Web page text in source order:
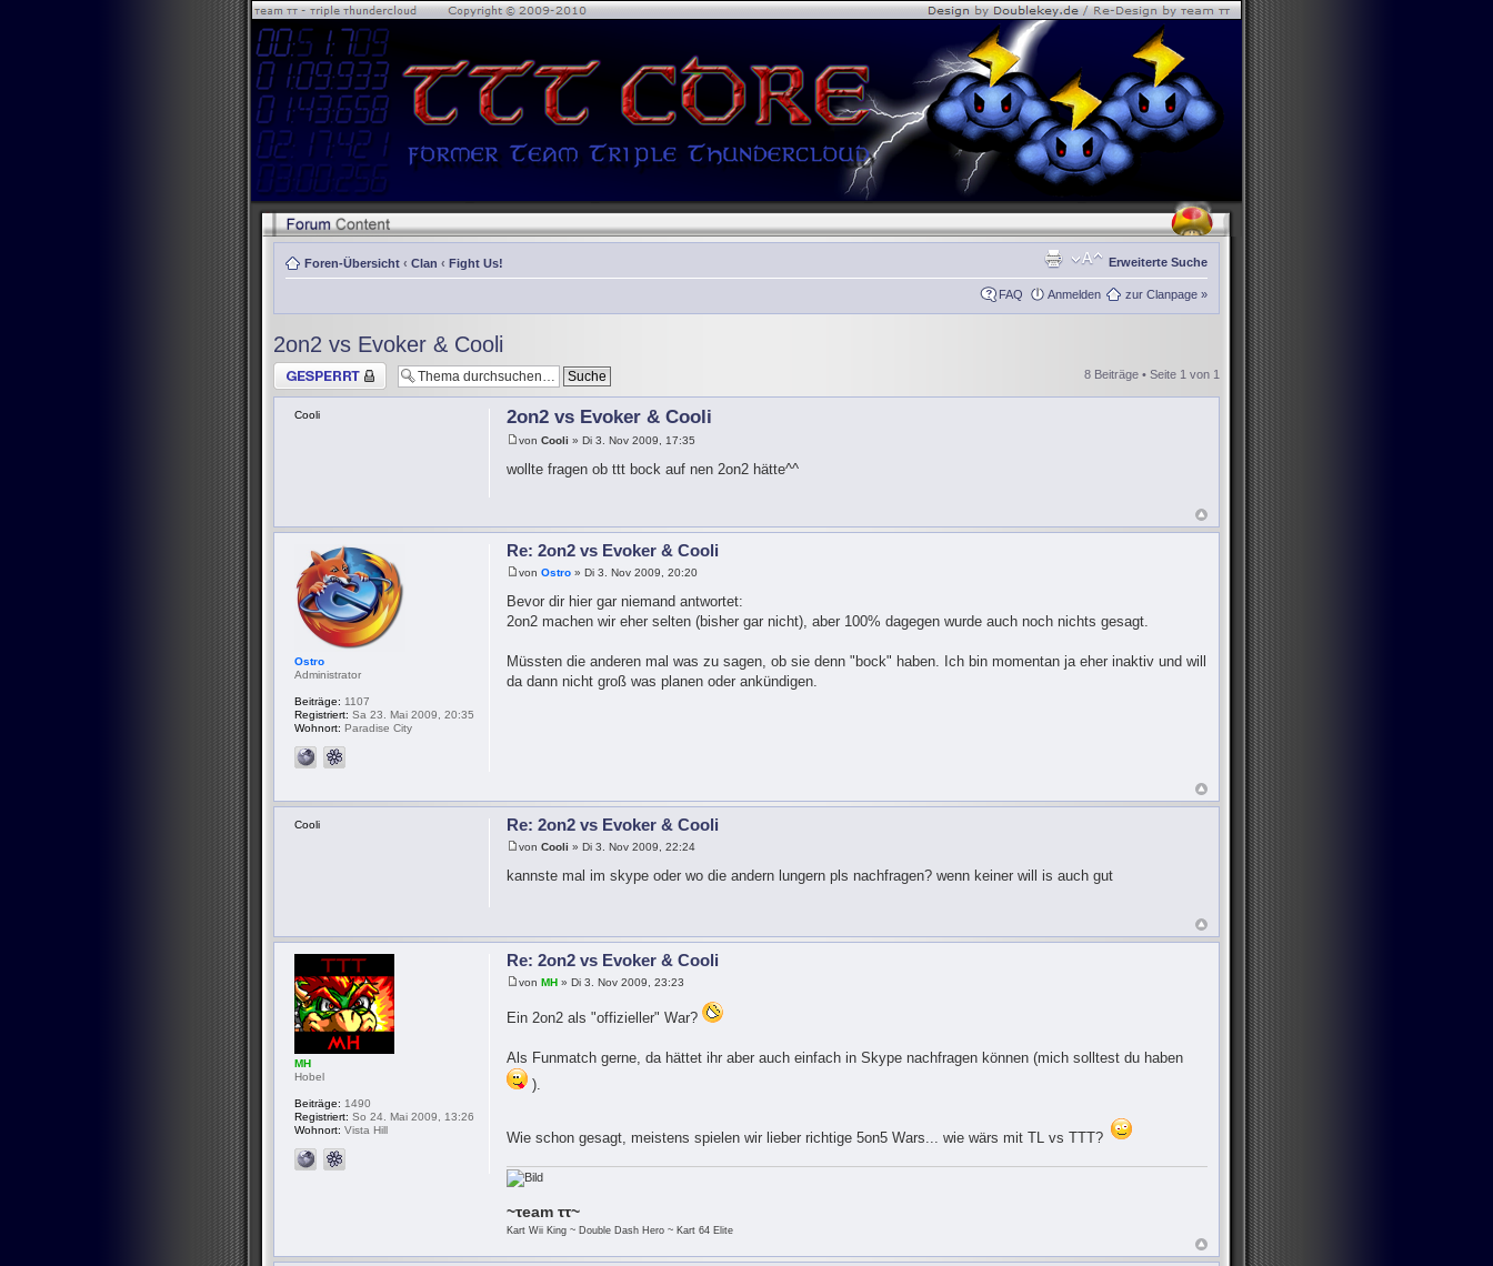
Foren-Übersicht ‹ Clan ‹ Fight Us! Erweiterte Suche
FAQ Anmelden zur Clanpage »
2on2 vs Evoker & Cooli
Thema gesperrt 8 Beiträge • Seite 1 von 1
2on2 vs Evoker & Cooli
vonCooli » Di 3. Nov 2009, 17:35
wollte fragen ob ttt bock auf nen 2on2 hätte^^
Cooli
Re: 2on2 vs Evoker & Cooli
vonOstro » Di 3. Nov 2009, 20:20
Bevor dir hier gar niemand antwortet:
2on2 machen wir eher selten (bisher gar nicht), aber 100% dagegen wurde auch noch nichts gesagt.
Müssten die anderen mal was zu sagen, ob sie denn "bock" haben. Ich bin momentan ja eher inaktiv und will
da dann nicht groß was planen oder ankündigen.
Ostro
Administrator
Beiträge: 1107
Registriert: Sa 23. Mai 2009, 20:35
Wohnort: Paradise City
Re: 2on2 vs Evoker & Cooli
vonCooli » Di 3. Nov 2009, 22:24
kannste mal im skype oder wo die andern lungern pls nachfragen? wenn keiner will is auch gut
Cooli
Re: 2on2 vs Evoker & Cooli
vonMH » Di 3. Nov 2009, 23:23
Ein 2on2 als "offizieller" War?
Als Funmatch gerne, da hättet ihr aber auch einfach in Skype nachfragen können (mich solltest du haben
).
Wie schon gesagt, meistens spielen wir lieber richtige 5on5 Wars... wie wärs mit TL vs TTT?
~τeam ττ~
Kart Wii King ~ Double Dash Hero ~ Kart 64 Elite
MH
Hobel
Beiträge: 1490
Registriert: So 24. Mai 2009, 13:26
Wohnort: Vista Hill